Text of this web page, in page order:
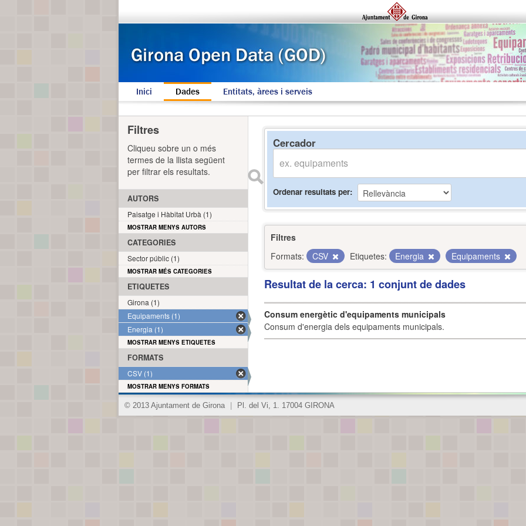
Inici Dades Entitats, àrees i serveis
Cercador
Ordenar resultats per
Filtres
Formats:
CSV Etiquetes: Energia Equipaments
Resultat de la cerca: 1 conjunt de dades
Consum energètic d'equipaments municipals
Consum d'energia dels equipaments municipals.
Filtres
Cliqueu sobre un o més
termes de la llista següent
per filtrar els resultats.
AUTORS
Paisatge i Hàbitat Urbà (1)
MOSTRAR MENYS AUTORS
CATEGORIES
Sector públic (1)
MOSTRAR MÉS CATEGORIES
ETIQUETES
Girona (1)
Equipaments (1)
Energia (1)
MOSTRAR MENYS ETIQUETES
FORMATS
CSV (1)
MOSTRAR MENYS FORMATS
© 2013 Ajuntament de Girona Pl. del Vi, 1. 17004 GIRONA